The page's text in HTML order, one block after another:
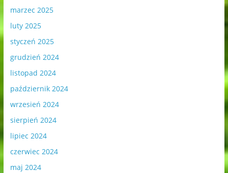
marzec 2025
luty 2025
styczeń 2025
grudzień 2024
listopad 2024
październik 2024
wrzesień 2024
sierpień 2024
lipiec 2024
czerwiec 2024
maj 2024